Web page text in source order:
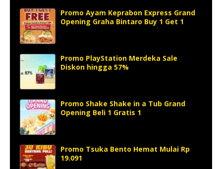
Promo Ayam Keprabon Express Grand
Opening Graha Bintaro Buy 1 Get 1
Promo PlayStation Merdeka Sale
Diskon hingga 57%
Promo Shake Shake in a Tub Grand
Opening Beli 1 Gratis 1
Promo Tsuka Bento Hemat Mulai Rp
19.091